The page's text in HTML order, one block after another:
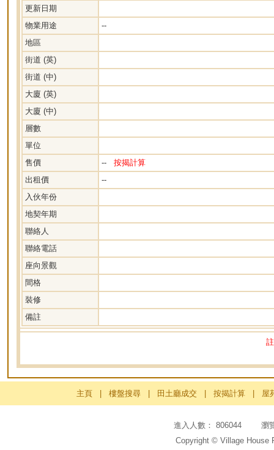
更新日期
物業用途
--
地區
街道 (英)
街道 (中)
大廈 (英)
大廈 (中)
層數
單位
售價
-- 按揭計算
出租價
--
入伙年份
地契年期
聯絡人
聯絡電話
座向景觀
間格
裝修
備註
主頁 樓盤搜尋 田土廳成交 按揭計算 屋
進入人數： 806044 瀏
Copyright © Village House